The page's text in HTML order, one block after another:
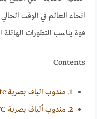
انحاء العالم في الوقت
قوة يناسب التطورات الهائلة
Contents
1. مندوب الياف بصرية stc | موبايلى صبيا
2. مندوب ألياف بصرية STC صبيا